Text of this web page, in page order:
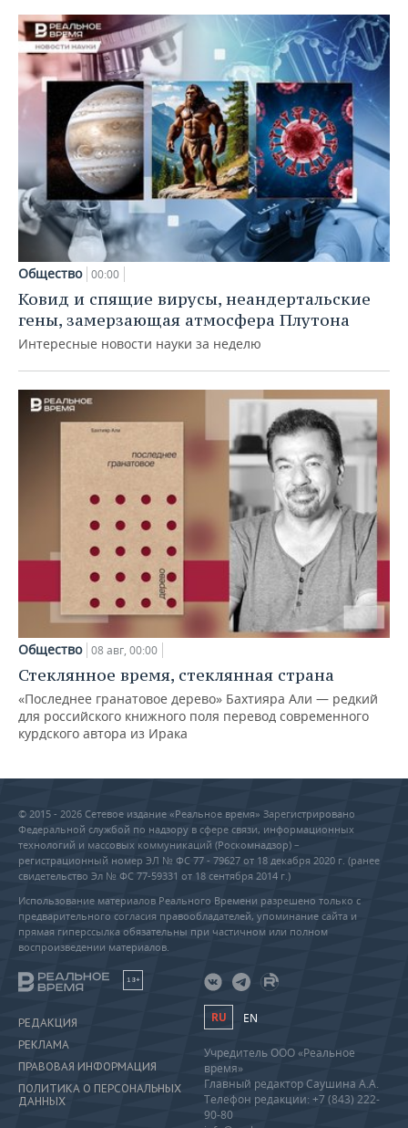
Общество 00:00
Ковид и спящие вирусы, неандертальские
гены, замерзающая атмосфера Плутона
Интересные новости науки за неделю
Общество 08 авг, 00:00
Стеклянное время, стеклянная страна
«Последнее гранатовое дерево» Бахтияра Али — редкий
для российского книжного поля перевод современного
курдского автора из Ирака
© 2015 - 2026 Сетевое издание «Реальное время» Зарегистрировано
Федеральной службой по надзору в сфере связи, информационных
технологий и массовых коммуникаций (Роскомнадзор) –
регистрационный номер ЭЛ № ФС 77 - 79627 от 18 декабря 2020 г. (ранее
свидетельство Эл № ФС 77-59331 от 18 сентября 2014 г.)
Использование материалов Реального Времени разрешено только с
предварительного согласия правообладателей, упоминание сайта и
прямая гиперссылка обязательны при частичном или полном
воспроизведении материалов.
18+
РЕДАКЦИЯ
РЕКЛАМА
ПРАВОВАЯ ИНФОРМАЦИЯ
ПОЛИТИКА О ПЕРСОНАЛЬНЫХ
ДАННЫХ
RU EN
Учредитель ООО «Реальное
время»
Главный редактор Саушина А.А.
Телефон редакции: +7 (843) 222-
90-80